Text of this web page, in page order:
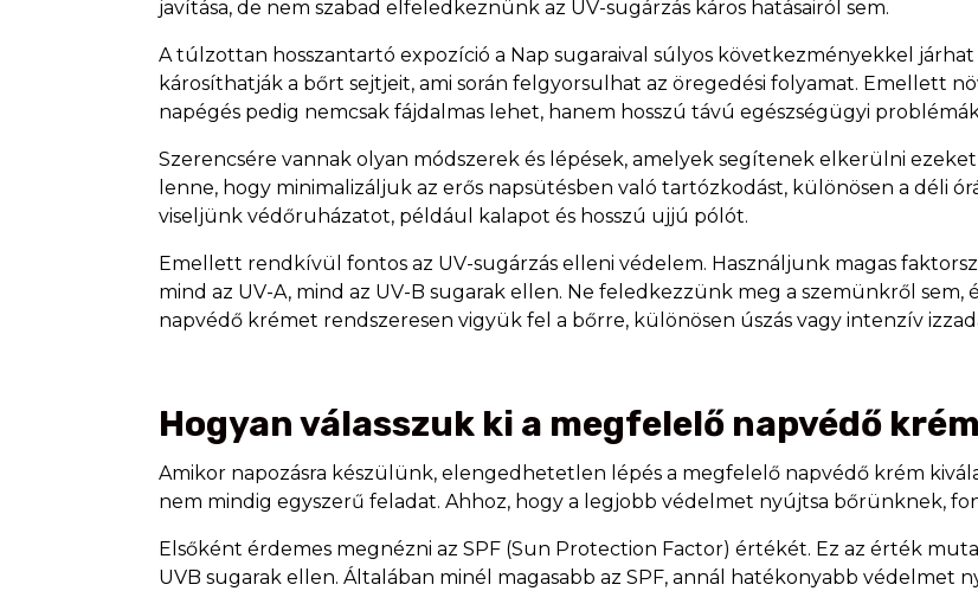
javítása, de nem szabad elfeledkeznünk az UV-sugárzás káros hatásairól sem.
A túlzottan hosszantartó expozíció a Nap sugaraival súlyos következményekkel járhat
károsíthatják a bőrt sejtjeit, ami során felgyorsulhat az öregedési folyamat. Emellett
napégés pedig nemcsak fájdalmas lehet, hanem hosszú távú egészségügyi
Szerencsére vannak olyan módszerek és lépések, amelyek segítenek elkerülni
lenne, hogy minimalizáljuk az erős napsütésben való tartózkodást, különösen a déli
viseljünk védőruházatot, például kalapot és hosszú ujjú pólót.
Emellett rendkívül fontos az UV-sugárzás elleni védelem. Használjunk magas
mind az UV-A, mind az UV-B sugarak ellen. Ne feledkezzünk meg a szemünkről sem,
napvédő krémet rendszeresen vigyük fel a bőrre, különösen úszás vagy intenzív
Hogyan válasszuk ki a megfelelő napvédő
Amikor napozásra készülünk, elengedhetetlen lépés a megfelelő napvédő krém
nem mindig egyszerű feladat. Ahhoz, hogy a legjobb védelmet nyújtsa bőrünknek,
Elsőként érdemes megnézni az SPF (Sun Protection Factor) értékét. Ez az érték
UVB sugarak ellen. Általában minél magasabb az SPF, annál hatékonyabb védelmet